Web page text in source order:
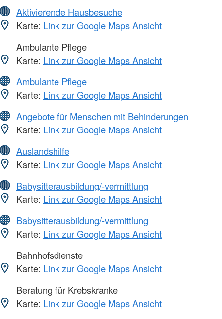
Aktivierende Hausbesuche
Karte: Link zur Google Maps Ansicht
Ambulante Pflege
Karte: Link zur Google Maps Ansicht
Ambulante Pflege
Karte: Link zur Google Maps Ansicht
Angebote für Menschen mit Behinderungen
Karte: Link zur Google Maps Ansicht
Auslandshilfe
Karte: Link zur Google Maps Ansicht
Babysitterausbildung/-vermittlung
Karte: Link zur Google Maps Ansicht
Babysitterausbildung/-vermittlung
Karte: Link zur Google Maps Ansicht
Bahnhofsdienste
Karte: Link zur Google Maps Ansicht
Beratung für Krebskranke
Karte: Link zur Google Maps Ansicht